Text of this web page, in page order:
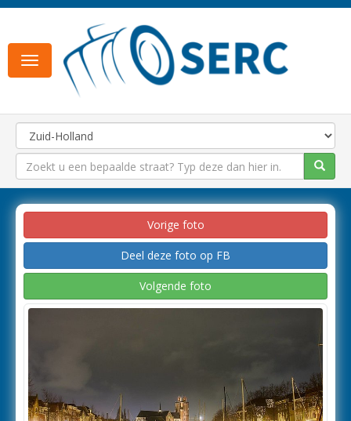
Toggle
navigation
Vorige foto
Deel deze foto op FB
Volgende foto